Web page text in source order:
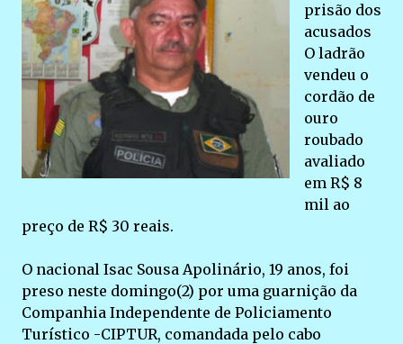
prisão dos
acusados
O ladrão
vendeu o
cordão de
ouro
roubado
avaliado
em R$ 8
mil ao
preço de R$ 30 reais.
O nacional Isac Sousa Apolinário, 19 anos, foi
preso neste domingo(2) por uma guarnição da
Companhia Independente de Policiamento
Turístico -CIPTUR, comandada pelo cabo